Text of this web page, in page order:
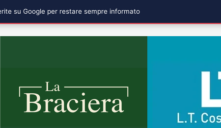
su Google per restare sempre informato